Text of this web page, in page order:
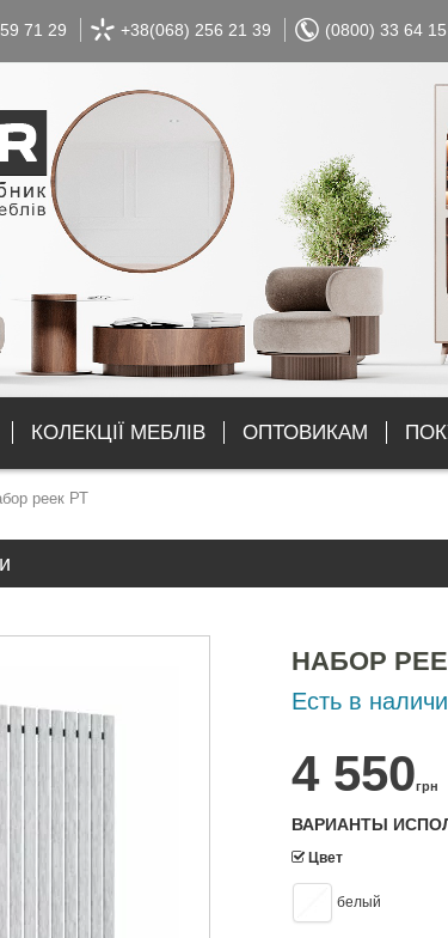
71 29 +38(068) 256 21 39 (0800) 33 64
КОЛЕКЦІЇ МЕБЛІВ ОПТОВИКАМ
реек РТ
НАБОР
Есть в
4 550грн
ВАРИАНТЫ
Цвет
белый